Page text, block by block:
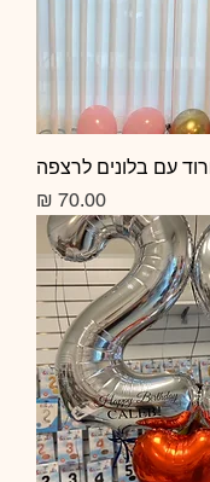
עם בלונים לרצפה
מחיר